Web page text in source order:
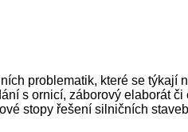
problematik, které se
s ornicí, záborový elaborát
stopy řešení silničních